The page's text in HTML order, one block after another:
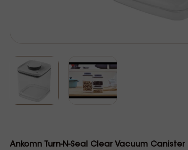
Ankomn Turn-N-Seal Clear Vacuum Canister